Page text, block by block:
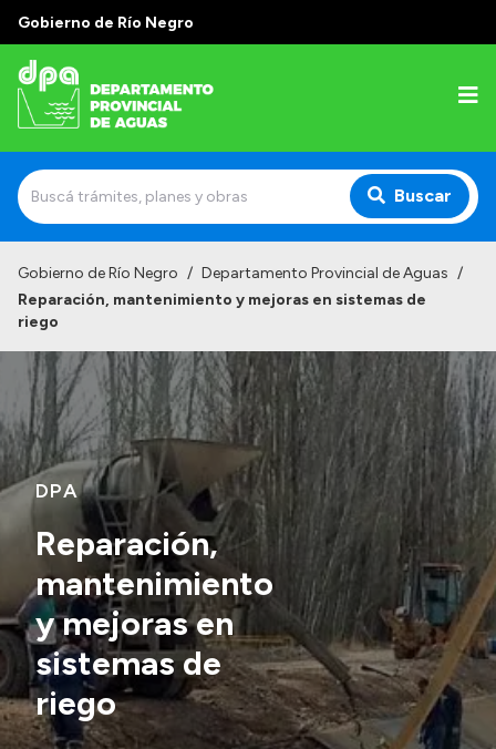
Gobierno de Río Negro
Buscar
Institucional
Misión
Estructura
Autoridades
Normativa
Delegaciones
Generación y Riego SAU
Transparencia
Presupuesto
Boletín Oficial
Gobierno de Río Negro / Departamento Provincial de Aguas /
Reparación, mantenimiento y mejoras en sistemas de
riego
DPA
Reparación,
mantenimiento
y mejoras en
sistemas de
riego